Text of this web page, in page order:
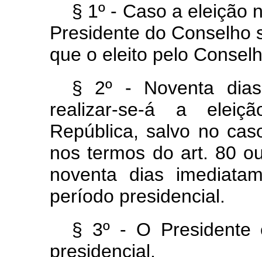
§ 1º - Caso a eleição
Presidente do Conselho
que o eleito pelo
§ 2º - Noventa
realizar-se-á a
República, salvo no
nos termos do art. 80
noventa dias
período presidencial.
§ 3º - O Presidente
presidencial.